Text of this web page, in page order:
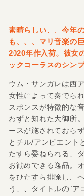
素晴らしい、、今年
も、、、マリ音楽の
2020年作入荷。彼女
ックコーラスのシン
ウム・サンガレは西
女性によって奏でら
スポンスが特徴的な
わずと知れた大御所
ースが施されておら
とチル/アンビエント
たすら委ねられる、
お勧めできる逸品。
をひたすら排除し、
う、、タイトルの"ア